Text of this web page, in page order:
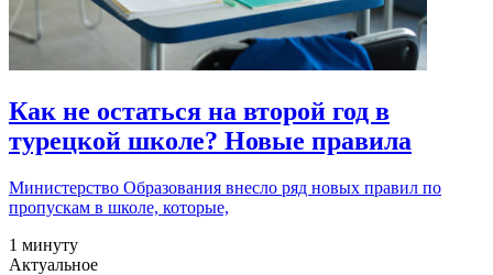
Как не остаться на второй год в
турецкой школе? Новые правила
Министерство Образования внесло ряд новых правил по
пропускам в школе, которые,
1 минуту
Актуальное